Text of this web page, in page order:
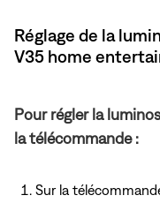
Réglage de la
V35 home
Pour régler la
la télécommande :
Sur la